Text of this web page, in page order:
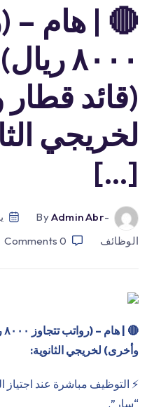
🔴 | هام –
٨٠٠٠
(قائد
لخريجي
[…]
-by
Admin Abr
الوظائف
0
Comments
🔴
|
وأخرى) لخريجي الثانوية:
⚡️ التوظيف مباشرة عند اجتياز
“سار”.